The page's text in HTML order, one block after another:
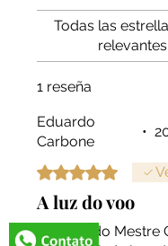
Todas las
relevantes
1 reseña
Eduardo
Carbone
•
Obtuvo 5 de 5
A luz do voo
As aves do Mestre